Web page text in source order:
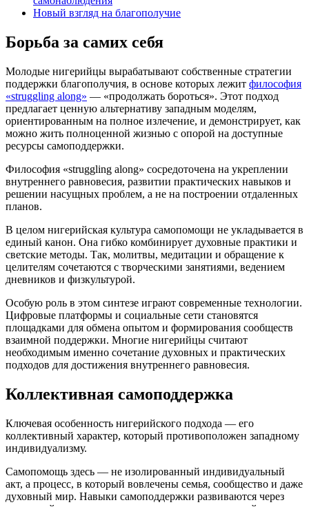
Новый взгляд на благополучие
Борьба за самих себя
Молодые нигерийцы вырабатывают собственные стратегии
поддержки благополучия, в основе которых лежит философия
«struggling along» — «продолжать бороться». Этот подход
предлагает ценную альтернативу западным моделям,
ориентированным на полное излечение, и демонстрирует, как
можно жить полноценной жизнью с опорой на доступные
ресурсы самоподдержки.
Философия «struggling along» сосредоточена на укреплении
внутреннего равновесия, развитии практических навыков и
решении насущных проблем, а не на построении отдаленных
планов.
В целом нигерийская культура самопомощи не укладывается в
единый канон. Она гибко комбинирует духовные практики и
светские методы. Так, молитвы, медитации и обращение к
целителям сочетаются с творческими занятиями, ведением
дневников и физкультурой.
Особую роль в этом синтезе играют современные технологии.
Цифровые платформы и социальные сети становятся
площадками для обмена опытом и формирования сообществ
взаимной поддержки. Многие нигерийцы считают
необходимым именно сочетание духовных и практических
подходов для достижения внутреннего равновесия.
Коллективная самоподдержка
Ключевая особенность нигерийского подхода — его
коллективный характер, который противоположен западному
индивидуализму.
Самопомощь здесь — не изолированный индивидуальный
акт, а процесс, в который вовлечены семья, сообщество и даже
духовный мир. Навыки самоподдержки развиваются через